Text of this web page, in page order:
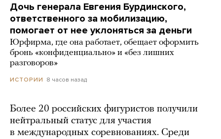
Дочь генерала Евгения Бурдинского,
ответственного за мобилизацию,
помогает от нее уклоняться за деньги
Юрфирма, где она работает, обещает оформить
бронь «конфиденциально» и «без лишних
разговоров»
ИСТОРИИ 8 часов назад
Более 20 российских фигуристов получили
нейтральный статус для участия
в международных соревнованиях. Среди